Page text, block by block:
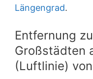
Längengrad.
Entfernung
Großstädten
(Luftlinie)